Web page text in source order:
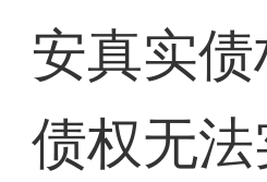
安真实
债权无法